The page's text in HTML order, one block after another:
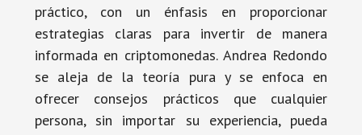
práctico, con un énfasis en proporcionar
estrategias claras para invertir de manera
informada en criptomonedas. Andrea Redondo
se aleja de la teoría pura y se enfoca en
ofrecer consejos prácticos que cualquier
persona, sin importar su experiencia, pueda